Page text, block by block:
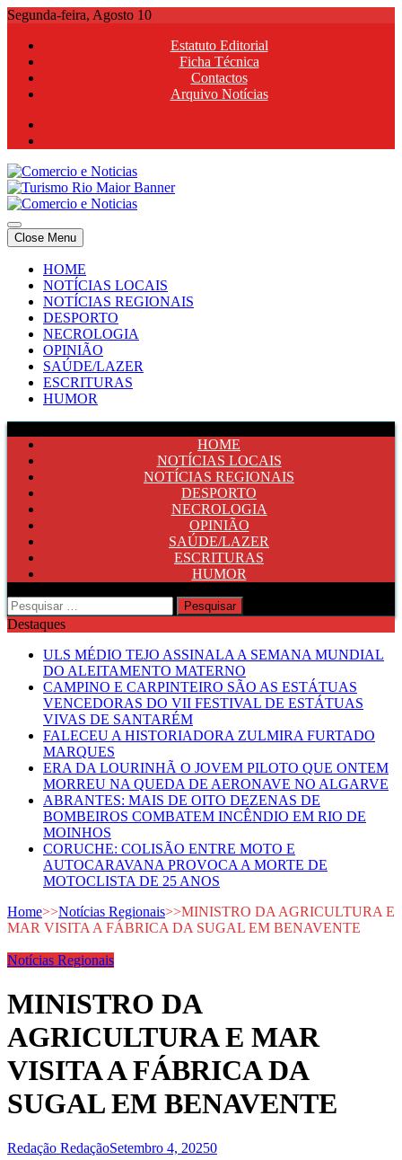
Skip
content
Segunda-feira, Agosto 10
Estatuto Editorial
Ficha Técnica
Contactos
Arquivo Notícias
Comercio e Noticias
Notícias e Publicidade Online
Comercio e Noticias
Notícias e Publicidade Online
Close Menu
HOME
NOTÍCIAS LOCAIS
NOTÍCIAS REGIONAIS
DESPORTO
NECROLOGIA
OPINIÃO
SAÚDE/LAZER
ESCRITURAS
HUMOR
HOME
NOTÍCIAS LOCAIS
NOTÍCIAS REGIONAIS
DESPORTO
NECROLOGIA
OPINIÃO
SAÚDE/LAZER
ESCRITURAS
HUMOR
Pesquisar
por:
Destaques
ULS MÉDIO TEJO ASSINALA A SEMANA MUNDIAL
DO ALEITAMENTO MATERNO
CAMPINO E CARPINTEIRO SÃO AS ESTÁTUAS
VENCEDORAS DO VII FESTIVAL DE ESTÁTUAS
VIVAS DE SANTARÉM
FALECEU A HISTORIADORA ZULMIRA FURTADO
MARQUES
ERA DA LOURINHÃ O JOVEM PILOTO QUE ONTEM
MORREU NA QUEDA DE AERONAVE NO ALGARVE
ABRANTES: MAIS DE OITO DEZENAS DE
BOMBEIROS COMBATEM INCÊNDIO EM RIO DE
MOINHOS
CORUCHE: COLISÃO ENTRE MOTO E
AUTOCARAVANA PROVOCA A MORTE DE
MOTOCLISTA DE 25 ANOS
Home>>Notícias Regionais>>MINISTRO DA AGRICULTURA E
MAR VISITA A FÁBRICA DA SUGAL EM BENAVENTE
Notícias Regionais
MINISTRO DA
AGRICULTURA E MAR
VISITA A FÁBRICA DA
SUGAL EM BENAVENTE
Redação RedaçãoSetembro 4, 20250